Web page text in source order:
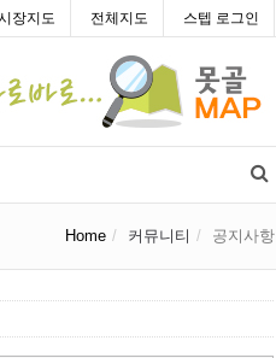
장지도 전체지도 스텝 로그인
Home 커뮤니티 공지사항